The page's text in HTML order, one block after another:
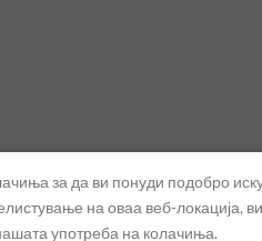
за да ви понуди подобро
на оваа веб-локација,
употреба на колачиња.